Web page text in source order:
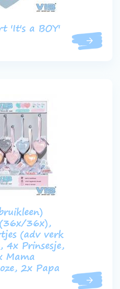
'It's a BOY'
36x),
(adv verk
4x Prinsesje,
Mama
2x Papa